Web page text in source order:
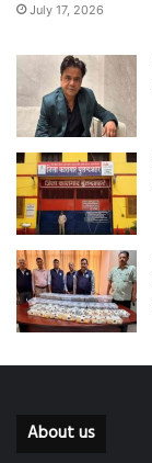
July 17, 2026
About us